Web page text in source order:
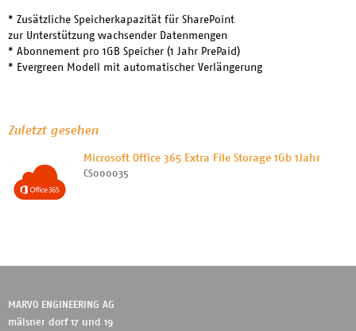
* Zusätzliche Speicherkapazität für SharePoint
zur Unterstützung wachsender Datenmengen
* Abonnement pro 1GB Speicher (1 Jahr PrePaid)
* Evergreen Modell mit automatischer Verlängerung
Zuletzt gesehen
Microsoft Office 365 Extra File Storage 1Gb 1Jahr
CS000035
MARVO ENGINEERING AG
mälsner dorf 17 und 19